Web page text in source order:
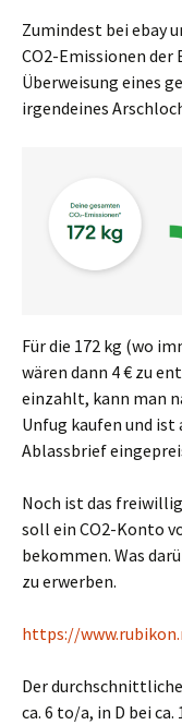
Zumindest bei ebay
CO2-Emissionen der
Überweisung eines
irgendeines
Für die 172 kg (wo
wären dann 4 € zu
einzahlt, kann man
Unfug kaufen und ist
Ablassbrief
Noch ist das
soll ein CO2-Konto
bekommen. Was
zu erwerben.
https://
Der
ca. 6 to/a, in D bei